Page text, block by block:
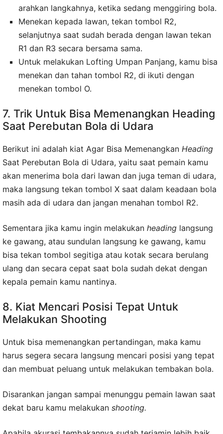
arahkan langkahnya, ketika sedang menggiring bola.
Menekan kepada lawan, tekan tombol R2,
selanjutnya saat sudah berada dengan lawan tekan
R1 dan R3 secara bersama sama.
Untuk melakukan Lofting Umpan Panjang, kamu bisa
menekan dan tahan tombol R2, di ikuti dengan
menekan tombol O.
7. Trik Untuk Bisa Memenangkan Heading
Saat Perebutan Bola di Udara
Berikut ini adalah kiat Agar Bisa Memenangkan Heading
Saat Perebutan Bola di Udara, yaitu saat pemain kamu
akan menerima bola dari lawan dan juga teman di udara,
maka langsung tekan tombol X saat dalam keadaan bola
masih ada di udara dan jangan menahan tombol R2.
Sementara jika kamu ingin melakukan heading langsung
ke gawang, atau sundulan langsung ke gawang, kamu
bisa tekan tombol segitiga atau kotak secara berulang
ulang dan secara cepat saat bola sudah dekat dengan
kepala pemain kamu nantinya.
8. Kiat Mencari Posisi Tepat Untuk
Melakukan Shooting
Untuk bisa memenangkan pertandingan, maka kamu
harus segera secara langsung mencari posisi yang tepat
dan membuat peluang untuk melakukan tembakan bola.
Disarankan jangan sampai menunggu pemain lawan saat
dekat baru kamu melakukan shooting.